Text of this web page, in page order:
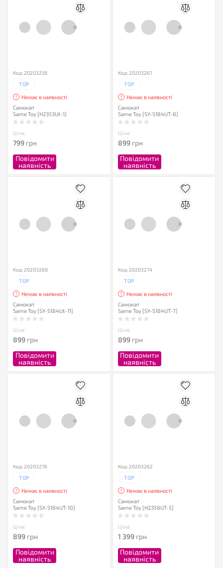
Код: 20203258
TOP
Немає в наявності
Самокат
Same Toy [H2353Ut-1]
Ціна:
799 грн
Повідомити
наявність
Код: 20203267
TOP
Немає в наявності
Самокат
Same Toy [SY-S184UT-8]
Ціна:
899грн
Повідомити
наявність
Код: 20203268
TOP
Немає в наявності
Самокат
Same Toy [SY-S184Ut-11]
Ціна:
899 грн
Повідомити
наявність
Код: 20203274
TOP
Немає в наявності
Самокат
Same Toy [SY-S184UT-7]
Ціна:
899грн
Повідомити
наявність
Код: 20203276
TOP
Немає в наявності
Самокат
Same Toy [SY-S184UT-10]
Ціна:
899 грн
Повідомити
наявність
Код: 20203262
TOP
Немає в наявності
Самокат
Same Toy [H2358UT-5]
Ціна:
1 399грн
Повідомити
наявність